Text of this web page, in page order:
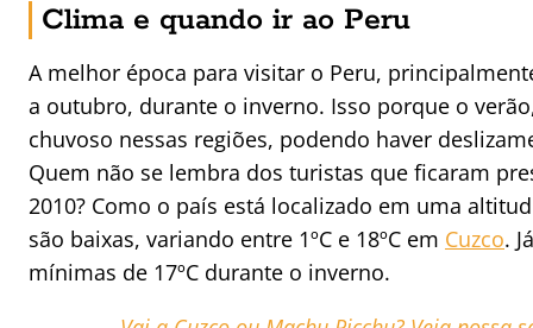
Clima e quando ir ao Peru
A melhor época para visitar o Peru,
a outubro, durante o inverno. Isso porque o
chuvoso nessas regiões, podendo haver
Quem não se lembra dos turistas que ficaram
2010? Como o país está localizado em uma
são baixas, variando entre 1ºC e 18ºC em Cuzco.
mínimas de 17ºC durante o inverno.